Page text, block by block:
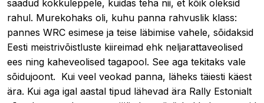
saadud kokkuleppele, kuidas teha nii, et kõik oleksid
rahul. Murekohaks oli, kuhu panna rahvuslik klass:
pannes WRC esimese ja teise läbimise vahele, sõidaksid
Eesti meistrivõistluste kiireimad ehk neljarattaveolised
ees ning kaheveolised tagapool. See aga tekitaks vale
sõidujoont. Kui veel veokad panna, läheks täiesti käest
ära. Kui aga igal aastal tipud lähevad ära Rally Estonialt